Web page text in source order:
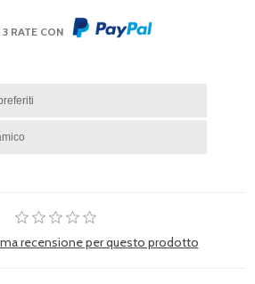
RATE CON
recensione per questo prodotto